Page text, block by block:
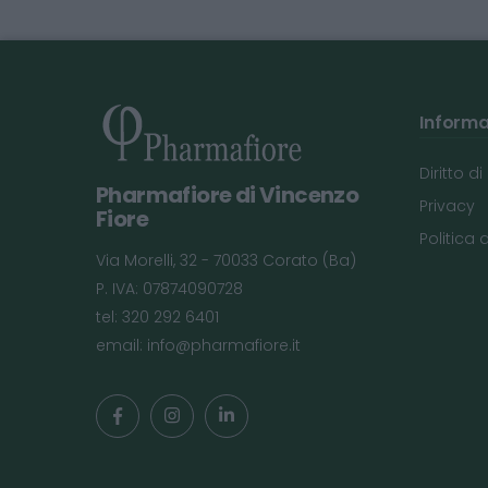
Pharmafiore di Vincenzo
Fiore
Via Morelli, 32 - 70033 Corato (Ba)
P. IVA: 07874090728
tel: 320 292 6401
email: info@pharmafiore.it
Diritto
Privacy
Politica